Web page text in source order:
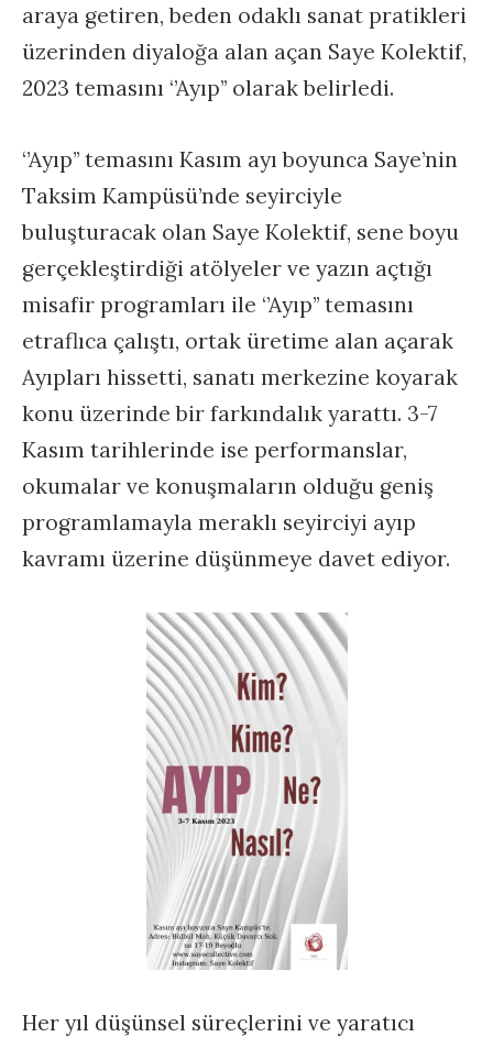
araya getiren, beden odaklı sanat pratikleri
üzerinden diyaloğa alan açan Saye Kolektif,
2023 temasını ‘’Ayıp’’ olarak belirledi.
‘’Ayıp’’ temasını Kasım ayı boyunca Saye’nin
Taksim Kampüsü’nde seyirciyle
buluşturacak olan Saye Kolektif, sene boyu
gerçekleştirdiği atölyeler ve yazın açtığı
misafir programları ile ‘’Ayıp’’ temasını
etraflıca çalıştı, ortak üretime alan açarak
Ayıpları hissetti, sanatı merkezine koyarak
konu üzerinde bir farkındalık yarattı. 3-7
Kasım tarihlerinde ise performanslar,
okumalar ve konuşmaların olduğu geniş
programlamayla meraklı seyirciyi ayıp
kavramı üzerine düşünmeye davet ediyor.
Her yıl düşünsel süreçlerini ve yaratıcı